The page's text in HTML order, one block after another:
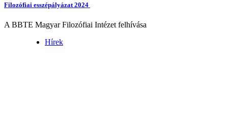
Filozófiai esszépályázat 2024
A BBTE Magyar Filozófiai Intézet felhívása
Hírek